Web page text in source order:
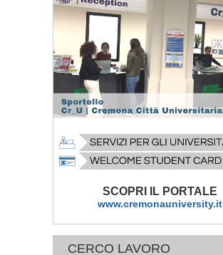
SCOPRI IL PORTALE
www.cremonauniversity.it
CERCO LAVORO